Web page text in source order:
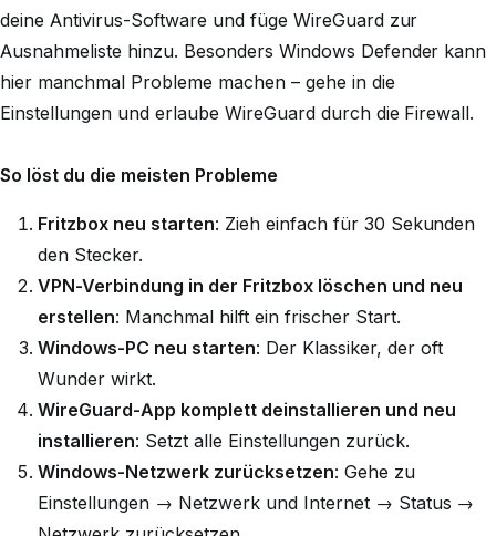
deine Antivirus-Software und füge WireGuard zur
Ausnahmeliste hinzu. Besonders Windows Defender kann
hier manchmal Probleme machen – gehe in die
Einstellungen und erlaube WireGuard durch die Firewall.
So löst du die meisten Probleme
Fritzbox neu starten: Zieh einfach für 30 Sekunden
den Stecker.
VPN-Verbindung in der Fritzbox löschen und neu
erstellen: Manchmal hilft ein frischer Start.
Windows-PC neu starten: Der Klassiker, der oft
Wunder wirkt.
WireGuard-App komplett deinstallieren und neu
installieren: Setzt alle Einstellungen zurück.
Windows-Netzwerk zurücksetzen: Gehe zu
Einstellungen → Netzwerk und Internet → Status →